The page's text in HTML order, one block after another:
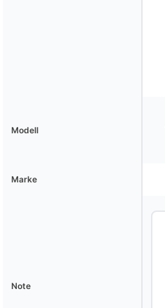
Modell
Marke
Note